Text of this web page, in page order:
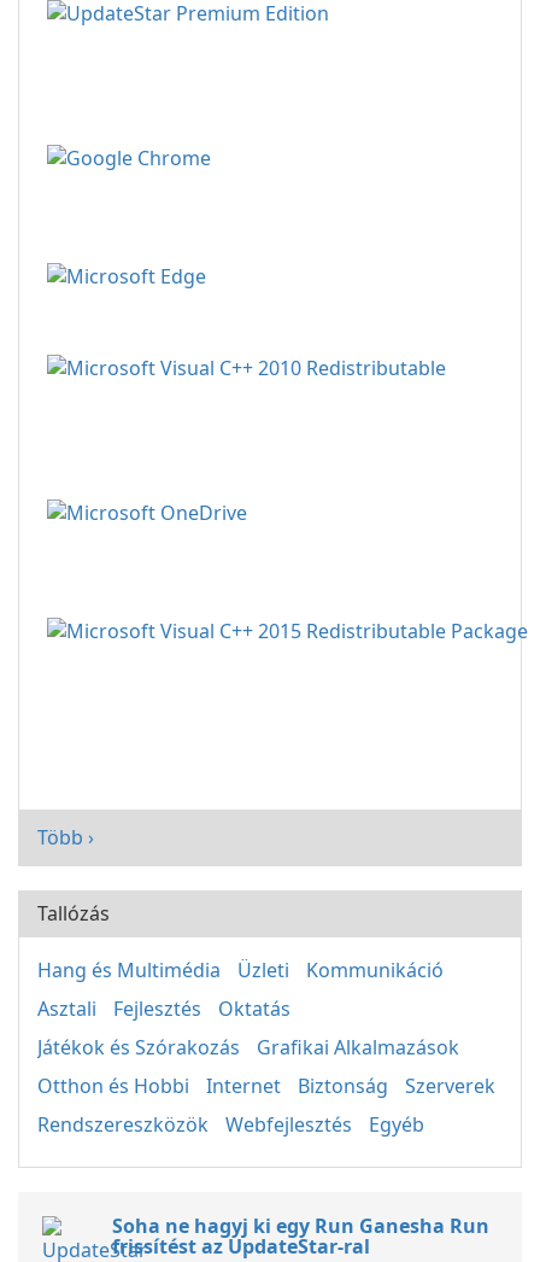
Több ›
Tallózás
Hang és Multimédia Üzleti
Kommunikáció
Asztali
Fejlesztés
Oktatás
Játékok és Szórakozás
Grafikai Alkalmazások
Otthon és Hobbi
Internet Biztonság
Szerverek
Rendszereszközök
Webfejlesztés Egyéb
Soha ne hagyj ki egy Run Ganesha Run
frissítést az UpdateStar-ral